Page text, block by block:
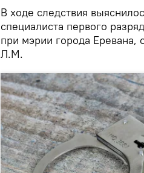
В ходе следствия
специалиста первого
при мэрии города Еревана,
Л.М.